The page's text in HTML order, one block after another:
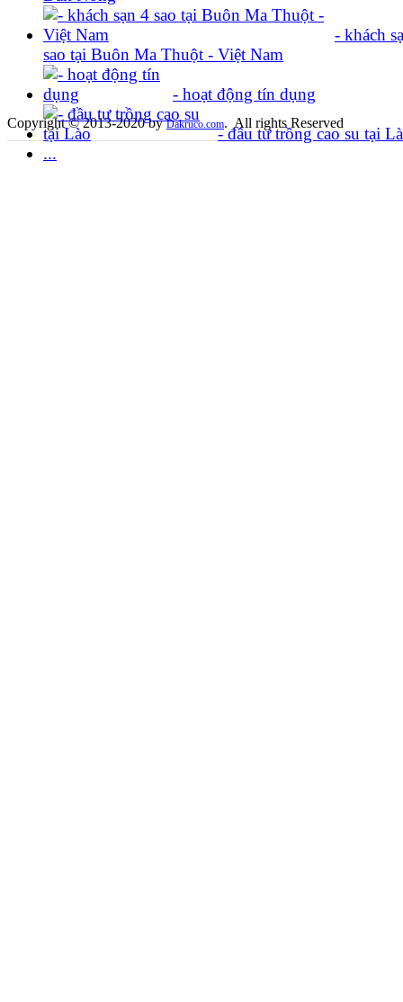
- khách
sao tại Buôn Ma Thuột - Việt Nam
- hoạt động tín dụng
- đầu tư trồng cao su tại
...
Copyright © 2013-2020 byDakruco.com. All rights Reserved